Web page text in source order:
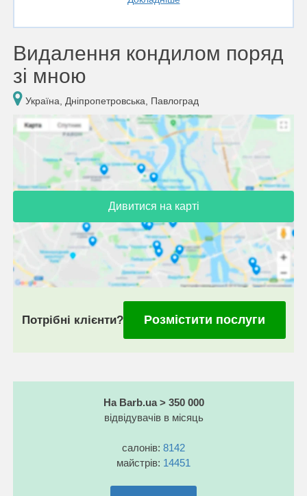
Видалення кондилом поряд
зі мною
Україна, Дніпропетровська, Павлоград
Дивитися на карті
Потрібні клієнти? Розмістити послуги
На Barb.ua > 350 000
відвідувачів в місяць
салонів: 8142
майстрів: 14451